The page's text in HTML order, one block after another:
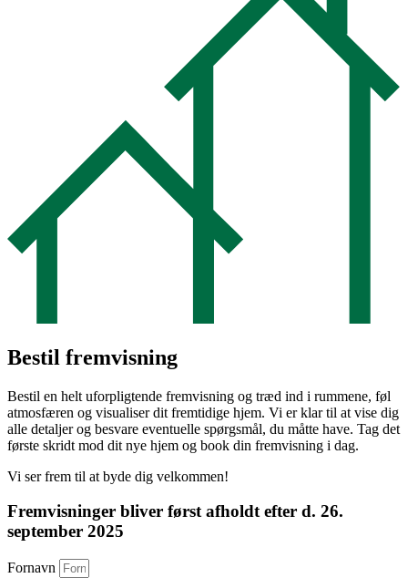
Bestil fremvisning
Bestil en helt uforpligtende fremvisning og træd ind i rummene, føl
atmosfæren og visualiser dit fremtidige hjem. Vi er klar til at vise dig
alle detaljer og besvare eventuelle spørgsmål, du måtte have. Tag det
første skridt mod dit nye hjem og book din fremvisning i dag.
Vi ser frem til at byde dig velkommen!
Fremvisninger bliver først afholdt efter d. 26.
september 2025
Fornavn